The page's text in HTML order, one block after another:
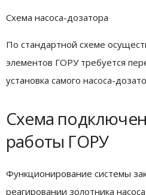
Схема насоса-дозатора
По стандартной схеме
элементов ГОРУ требуется
установка самого насоса-
Схема
работы ГОРУ
Функционирование системы
реагировании золотника